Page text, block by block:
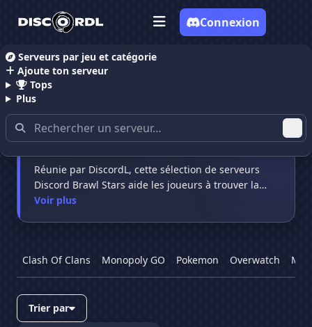
Serveurs par jeu et catégorie
Ajoute ton serveur
Tops
Plus
Connexion
Accueil
Serveurs Discord Brawl Stars
Réunie par DiscordL, cette sélection de serveurs
Discord Brawl Stars aide les joueurs à trouver la…
Voir plus
Clash Of Clans Monopoly GO Pokemon Overwatch
Trier par